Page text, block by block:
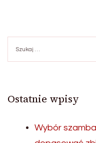
Ostatnie wpisy
Wybór